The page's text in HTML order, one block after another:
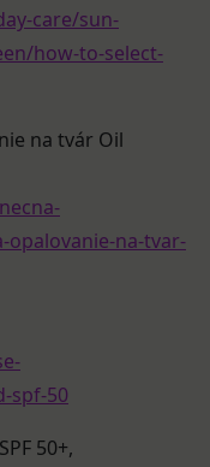
care/sun-
how-to-select-
na tvár Oil
opalovanie-na-tvar-
spf-50
50+,